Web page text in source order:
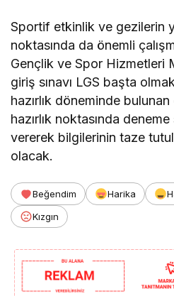
Sportif etkinlik ve gezilerin
noktasında da önemli
Gençlik ve Spor Hizmetleri
giriş sınavı LGS başta
hazırlık döneminde
hazırlık noktasında
vererek bilgilerinin taze
olacak.
Beğendim Harika
Kızgın